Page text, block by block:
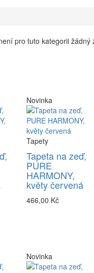
pro tuto kategorii žádný
Novinka
Tapety
Tapeta na zeď,
PURE
HARMONY,
květy červená
466,00 Kč
Novinka